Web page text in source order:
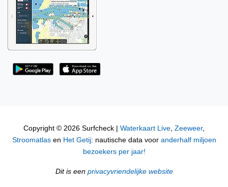
Copyright © 2026 Surfcheck | Waterkaart Live, Zeeweer,
Stroomatlasen Het Getij: nautische data voor anderhalf miljoen
bezoekers per jaar!
Dit is een privacyvriendelijke website